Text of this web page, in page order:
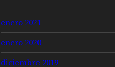
enero 2021
enero 2020
diciembre 2019